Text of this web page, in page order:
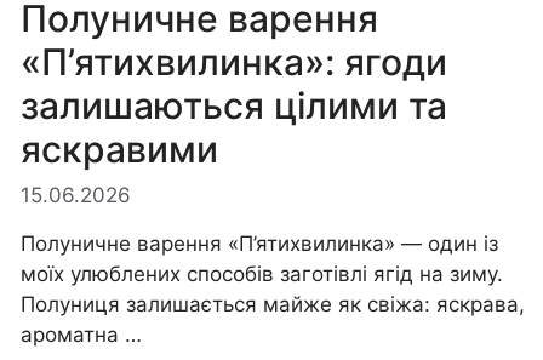
Полуничне варення
«П’ятихвилинка»: ягоди
залишаються цілими та
яскравими
15.06.2026
Полуничне варення «П’ятихвилинка» — один із
моїх улюблених способів заготівлі ягід на зиму.
Полуниця залишається майже як свіжа: яскрава,
ароматна …